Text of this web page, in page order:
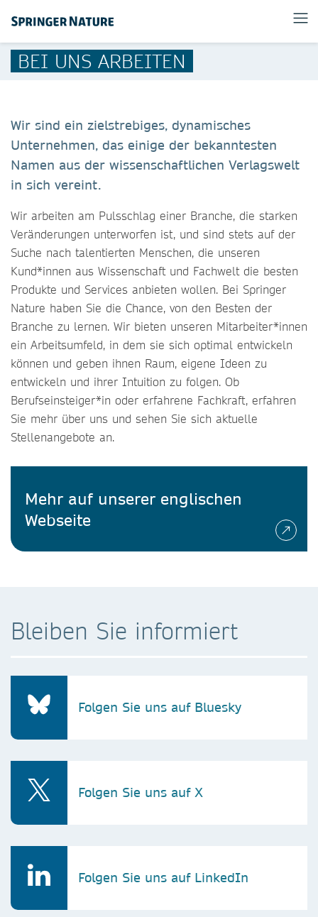
BEI UNS ARBEITEN
Wir sind ein zielstrebiges, dynamisches
Unternehmen, das einige der bekanntesten
Namen aus der wissenschaftlichen Verlagswelt
in sich vereint.
Wir arbeiten am Pulsschlag einer Branche, die starken
Veränderungen unterworfen ist, und sind stets auf der
Suche nach talentierten Menschen, die unseren
Kund*innen aus Wissenschaft und Fachwelt die besten
Produkte und Services anbieten wollen. Bei Springer
Nature haben Sie die Chance, von den Besten der
Branche zu lernen. Wir bieten unseren Mitarbeiter*innen
ein Arbeitsumfeld, in dem sie sich optimal entwickeln
können und geben ihnen Raum, eigene Ideen zu
entwickeln und ihrer Intuition zu folgen. Ob
Berufseinsteiger*in oder erfahrene Fachkraft, erfahren
Sie mehr über uns und sehen Sie sich aktuelle
Stellenangebote an.
Mehr auf unserer englischen
Webseite
Bleiben Sie informiert
Folgen Sie uns auf Bluesky
Folgen Sie uns auf X
Folgen Sie uns auf LinkedIn